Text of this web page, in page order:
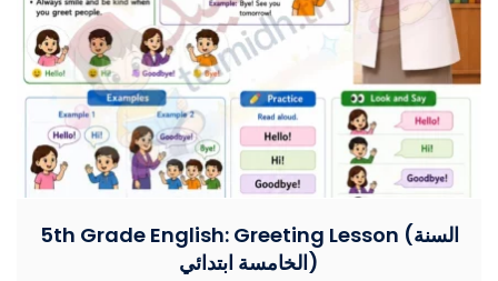
5th Grade English: Greeting Lesson (السنة
الخامسة ابتدائي)